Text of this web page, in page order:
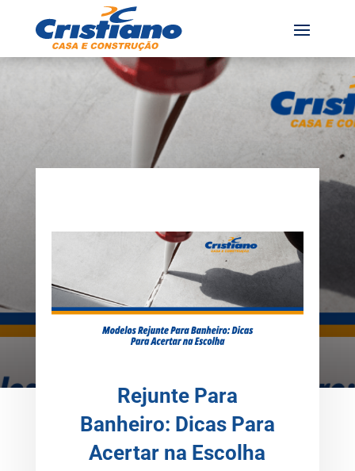
Rejunte Para
Banheiro: Dicas Para
Acertar na Escolha